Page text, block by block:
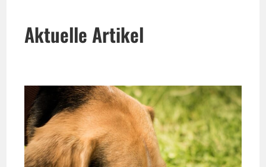
Aktuelle Artikel